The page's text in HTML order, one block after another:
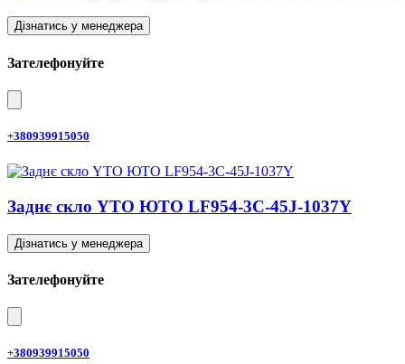
Дізнатись у менеджера
Зателефонуйте
+380939915050
Заднє скло YTO ЮТО LF954-3C-45J-1037Y
Дізнатись у менеджера
Зателефонуйте
+380939915050